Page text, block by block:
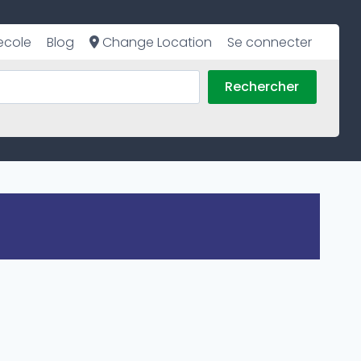
Blog Change Location Se connecter
Rechercher